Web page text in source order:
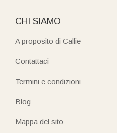
CHI SIAMO
A proposito di Callie
Contattaci
Termini e condizioni
Blog
Mappa del sito